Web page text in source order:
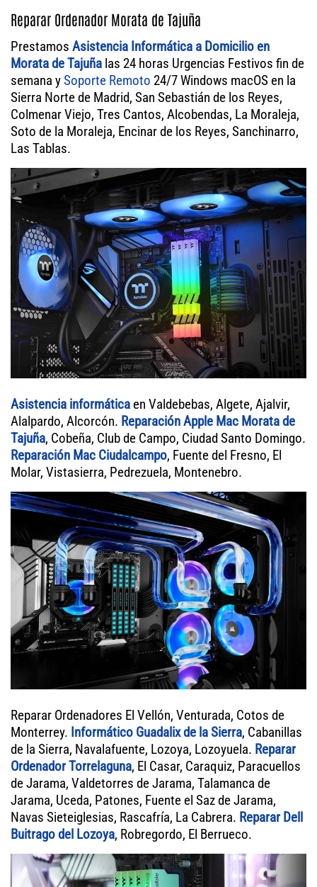
Reparar Ordenador Morata de Tajuña
Prestamos Asistencia Informática a Domicilio en
Morata de Tajuña las 24 horas Urgencias Festivos fin de
semana ySoporte Remoto 24/7 Windows macOS en la
Sierra Norte de Madrid, San Sebastián de los Reyes,
Colmenar Viejo, Tres Cantos, Alcobendas, La Moraleja,
Soto de la Moraleja, Encinar de los Reyes, Sanchinarro,
Las Tablas.
Asistencia informática en Valdebebas, Algete, Ajalvir,
Alalpardo, Alcorcón. Reparación Apple Mac Morata de
Tajuña, Cobeña, Club de Campo, Ciudad Santo Domingo.
Reparación Mac Ciudalcampo, Fuente del Fresno, El
Molar, Vistasierra, Pedrezuela, Montenebro.
Reparar Ordenadores El Vellón, Venturada, Cotos de
Monterrey. Informático Guadalix de la Sierra, Cabanillas
de la Sierra, Navalafuente, Lozoya, Lozoyuela. Reparar
Ordenador Torrelaguna, El Casar, Caraquiz, Paracuellos
de Jarama, Valdetorres de Jarama, Talamanca de
Jarama, Uceda, Patones, Fuente el Saz de Jarama,
Navas Sieteiglesias, Rascafría, La Cabrera. Reparar Dell
Buitrago del Lozoya, Robregordo, El Berrueco.